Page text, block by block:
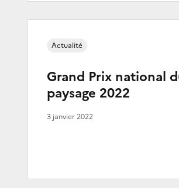
Grand Prix national
paysage 2022
Actualité
3 janvier 2022